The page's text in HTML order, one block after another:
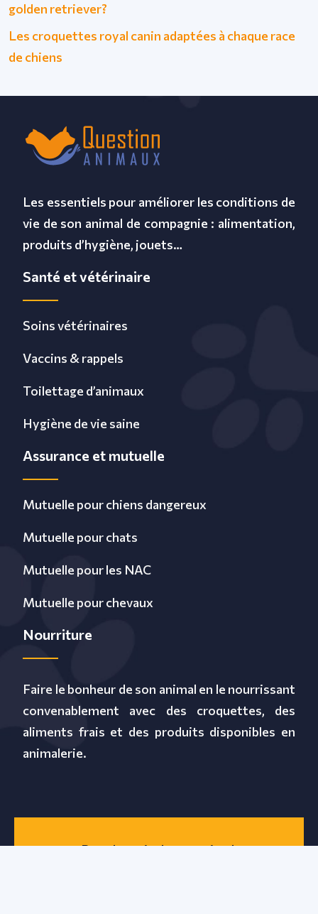
golden retriever?
Les croquettes royal canin adaptées à chaque race
de chiens
Les essentiels pour améliorer les conditions de
vie de son animal de compagnie : alimentation,
produits d’hygiène, jouets…
Santé et vétérinaire
Soins vétérinaires
Vaccins & rappels
Toilettage d’animaux
Hygiène de vie saine
Assurance et mutuelle
Mutuelle pour chiens dangereux
Mutuelle pour chats
Mutuelle pour les NAC
Mutuelle pour chevaux
Nourriture
Faire le bonheur de son animal en le nourrissant
convenablement avec des croquettes, des
aliments frais et des produits disponibles en
animalerie.
Prendre soin de son animal.